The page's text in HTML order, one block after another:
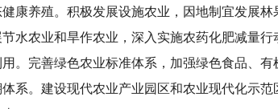
康养殖。积极发展设施农业，因地制宜发展
水农业和旱作农业，深入实施农药化肥减量
。完善绿色农业标准体系，加强绿色食品、
系。建设现代农业产业园区和农业现代化示范